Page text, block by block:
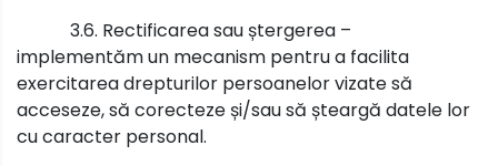
3.6. Rectificarea sau ștergerea –
implementăm un mecanism pentru a facilita
exercitarea drepturilor persoanelor vizate să
acceseze, să corecteze și/sau să șteargă datele lor
cu caracter personal.